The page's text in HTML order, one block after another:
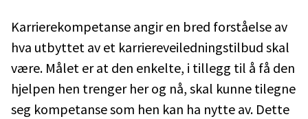
Karrierekompetanse angir en bred forståelse av
hva utbyttet av et karriereveiledningstilbud skal
være. Målet er at den enkelte, i tillegg til å få den
hjelpen hen trenger her og nå, skal kunne tilegne
seg kompetanse som hen kan ha nytte av. Dette